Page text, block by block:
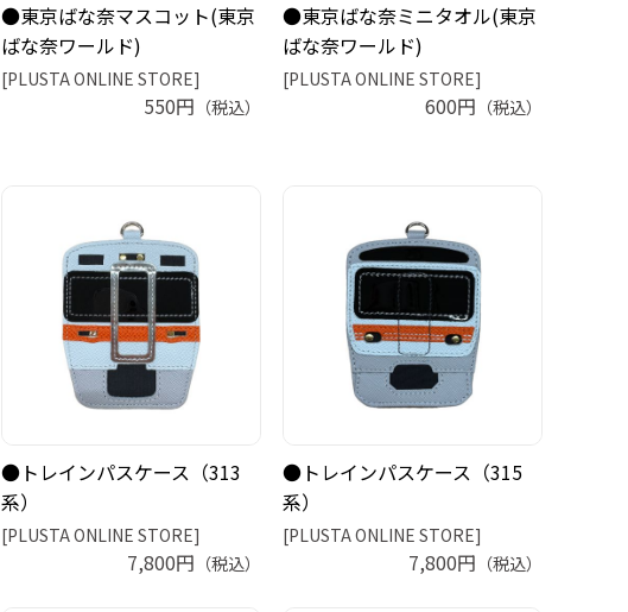
●東京ばな奈マスコット(東京
ばな奈ワールド)
[PLUSTA ONLINE STORE]
550円 （税込）
●東京ばな奈ミニタオル(東京
ばな奈ワールド)
[PLUSTA ONLINE STORE]
600円 （税込）
●トレインパスケース（313
系）
[PLUSTA ONLINE STORE]
7,800円 （税込）
●トレインパスケース（315
系）
[PLUSTA ONLINE STORE]
7,800円 （税込）